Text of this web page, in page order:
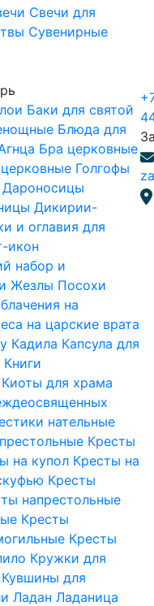
Свечи для
Сувенирные
Баки для святой
Блюда для
Бра церковные
Голгофы
Дароносицы
Дикирии-
и оглавия для
икон
набор и
Жезлы Посохи
на
на царские врата
Кадила Капсула для
Книги
Киоты для храма
нательные
Кресты
на купол Кресты на
Кресты
напрестольные
Кресты
Кресты
Кружки для
Кувшины для
Ладан Ладаница